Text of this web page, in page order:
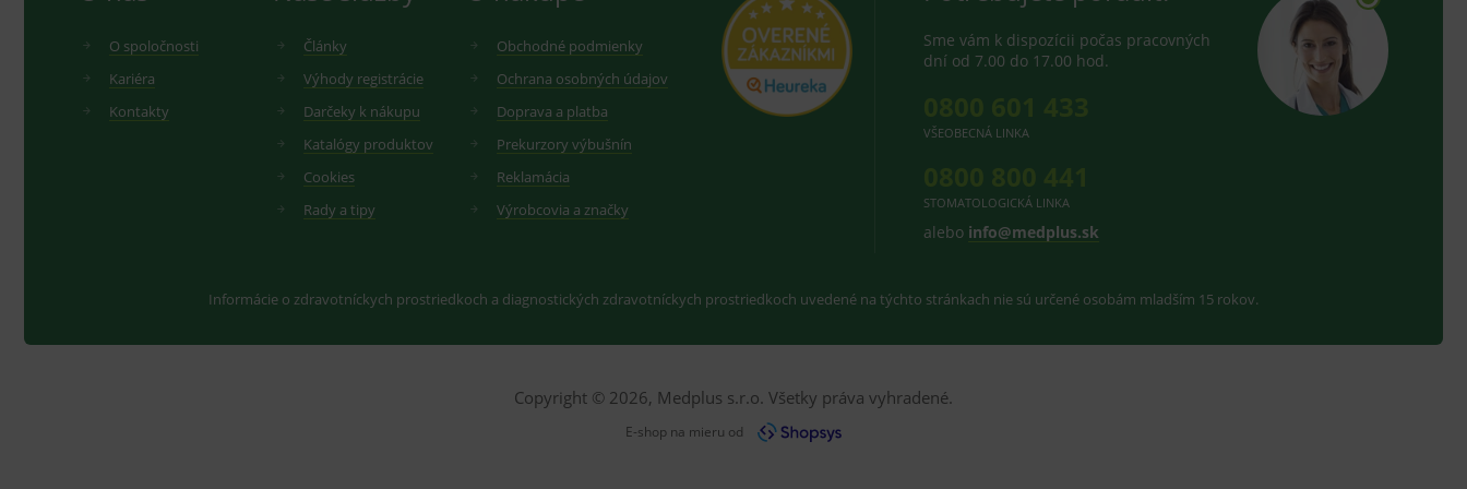
O spoločnosti
Kariéra
Kontakty
Články
Výhody registrácie
Darčeky k nákupu
Katalógy produktov
Cookies
Rady a tipy
Obchodné podmienky
Ochrana osobných údajov
Doprava a platba
Prekurzory výbušnín
Reklamácia
Výrobcovia a značky
Sme vám k dispozícii počas pracovných
dní od 7.00 do 17.00 hod.
VŠEOBECNÁ LINKA
STOMATOLOGICKÁ LINKA
alebo info@medplus.sk
Informácie o zdravotníckych prostriedkoch a diagnostických zdravotníckych prostriedkoch uvedené na týchto stránkach nie sú určené osobám mladším 15 rokov.
Copyright © 2026, Medplus s.r.o. Všetky práva vyhradené.
E-shop na mieru od